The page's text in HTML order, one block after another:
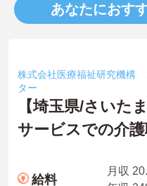
あなたにおす
株式会社医療福祉研究機構
ター
【埼玉県/さいた
サービスでの介護
給料